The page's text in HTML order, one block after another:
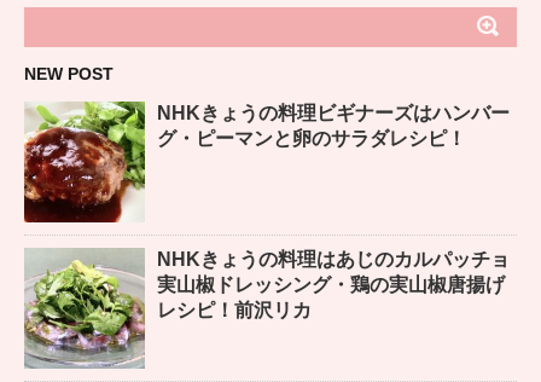
NEW POST
NHKきょうの料理ビギナーズはハンバー
グ・ピーマンと卵のサラダレシピ！
NHKきょうの料理はあじのカルパッチョ
実山椒ドレッシング・鶏の実山椒唐揚げ
レシピ！前沢リカ